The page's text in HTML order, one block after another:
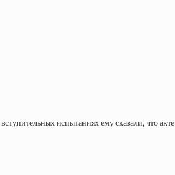
испытаниях ему сказали, что